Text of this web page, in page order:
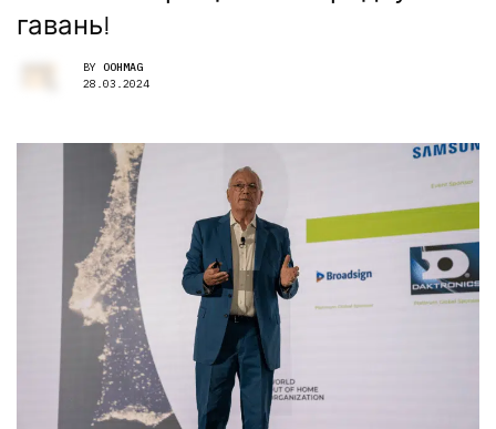
гавань!
BY OOHMAG
28.03.2024